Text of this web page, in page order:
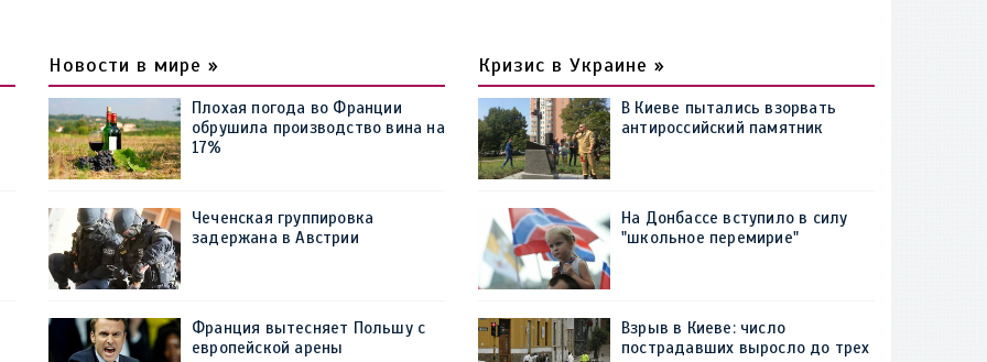
Новости в мире »
Плохая погода во Франции
обрушила производство вина на
17%
Чеченская группировка
задержана в Австрии
Франция вытесняет Польшу с
европейской арены
Кризис в Украине »
В Киеве пытались взорвать
антироссийский памятник
На Донбассе вступило в силу
"школьное перемирие"
Взрыв в Киеве: число
пострадавших выросло до трех